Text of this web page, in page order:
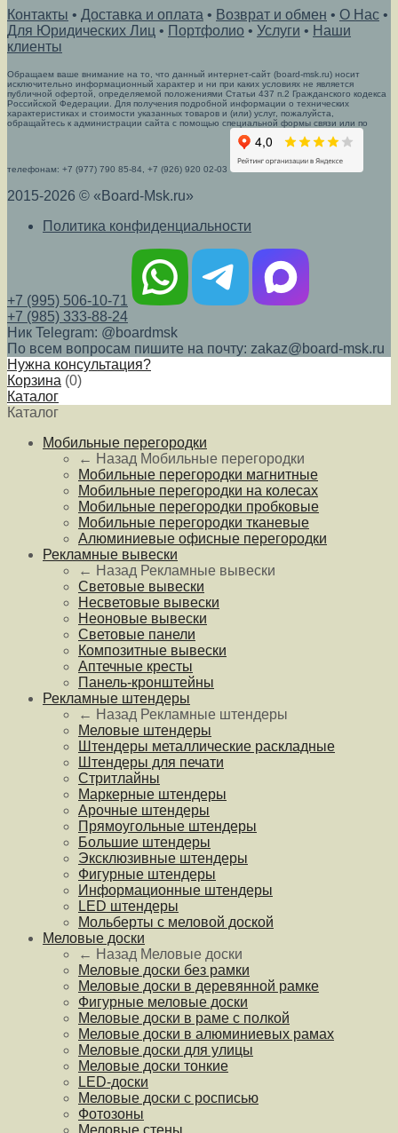
Контакты • Доставка и оплата • Возврат и обмен • О Нас •
Для Юридических Лиц • Портфолио • Услуги • Наши
клиенты
Обращаем ваше внимание на то, что данный интернет-сайт (board-msk.ru) носит
исключительно информационный характер и ни при каких условиях не является
публичной офертой, определяемой положениями Статьи 437 п.2 Гражданского кодекса
Российской Федерации. Для получения подробной информации о технических
характеристиках и стоимости указанных товаров и (или) услуг, пожалуйста,
обращайтесь к администрации сайта с помощью специальной формы связи или по
телефонам: +7 (977) 790 85-84, +7 (926) 920 02-03
2015-2026 © «Board-Msk.ru»
Политика конфиденциальности
+7 (995) 506-10-71
+7 (985) 333-88-24
Ник Telegram: @boardmsk
По всем вопросам пишите на почту: zakaz@board-msk.ru
Нужна консультация?
Корзина (0)
Каталог
Каталог
Мобильные перегородки
← Назад Мобильные перегородки
Мобильные перегородки магнитные
Мобильные перегородки на колесах
Мобильные перегородки пробковые
Мобильные перегородки тканевые
Алюминиевые офисные перегородки
Рекламные вывески
← Назад Рекламные вывески
Световые вывески
Несветовые вывески
Неоновые вывески
Световые панели
Композитные вывески
Аптечные кресты
Панель-кронштейны
Рекламные штендеры
← Назад Рекламные штендеры
Меловые штендеры
Штендеры металлические раскладные
Штендеры для печати
Стритлайны
Маркерные штендеры
Арочные штендеры
Прямоугольные штендеры
Большие штендеры
Эксклюзивные штендеры
Фигурные штендеры
Информационные штендеры
LED штендеры
Мольберты с меловой доской
Меловые доски
← Назад Меловые доски
Меловые доски без рамки
Меловые доски в деревянной рамке
Фигурные меловые доски
Меловые доски в раме с полкой
Меловые доски в алюминиевых рамах
Меловые доски для улицы
Меловые доски тонкие
LED-доски
Меловые доски с росписью
Фотозоны